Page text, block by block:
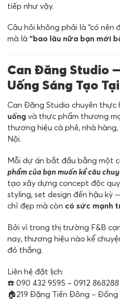
tiếp như vậy.
Câu hỏi không phải là “có
mà là “bao lâu nữa bạn mới
Can Đăng Studio
Uống Sáng Tạo
Can Đăng Studio chuyên thực
uống và thực phẩm thương
thương hiệu cà phê, nhà
Nội.
Mỗi dự án bắt đầu bằng một
phẩm của bạn muốn kể câu
tạo xây dựng concept độc
styling, set design đến hậu kỳ
chỉ đẹp mà còn có sức mạnh
Bởi vì trong thị trường F&B
nay, thương hiệu nào kể
đó thắng.
Liên hệ đặt lịch:
☎️ 090 432 9595 – 0912 868288
🏠219 Đặng Tiến Đông –